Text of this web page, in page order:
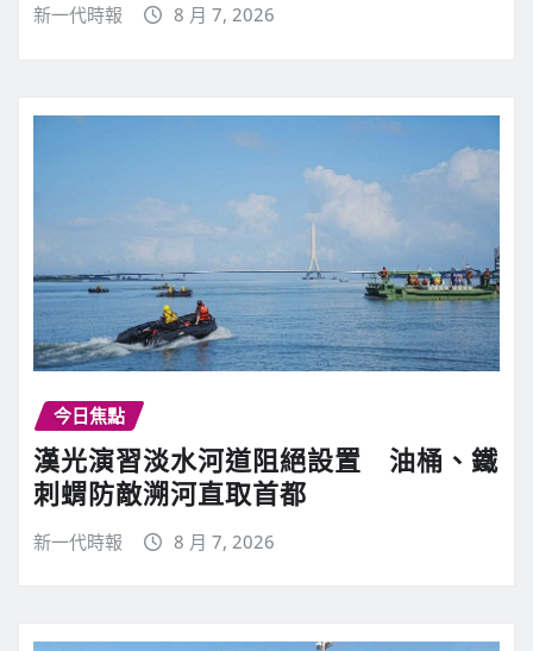
新一代時報 8 月 7, 2026
今日焦點
漢光演習淡水河道阻絕設置 油桶、鐵
刺蝟防敵溯河直取首都
新一代時報 8 月 7, 2026